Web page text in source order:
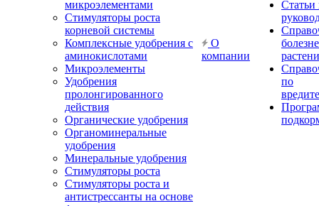
микроэлементами
Стимуляторы роста
корневой системы
Комплексные удобрения с
аминокислотами
Микроэлементы
Удобрения
пролонгированного
действия
Органические удобрения
Органоминеральные
удобрения
Минеральные удобрения
Стимуляторы роста
Стимуляторы роста и
антистрессанты на основе
О
компании
Статьи
по